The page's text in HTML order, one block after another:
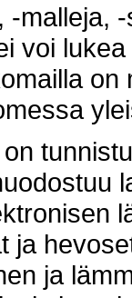
-malleja,
voi
ja
ja